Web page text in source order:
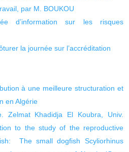
par M. BOUKOU
d’information sur les risques
la journée sur l’accréditation
à une meilleure structuration et
en Algérie
Zelmat Khadidja El Koubra, Univ.
to the study of the reproductive
The small dogfish Scyliorhinus